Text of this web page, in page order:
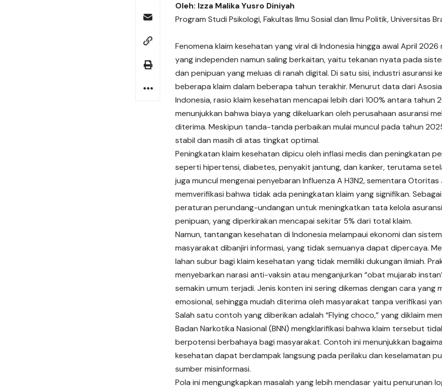
Oleh: Izza Malika Yusro Diniyah
Program Studi Psikologi, Fakultas Ilmu Sosial dan Ilmu Politik, Universitas
Fenomena klaim kesehatan yang viral di Indonesia hingga awal April
yang independen namun saling berkaitan, yaitu tekanan nyata pada
dan penipuan yang meluas di ranah digital. Di satu sisi, industri asuransi
beberapa klaim dalam beberapa tahun terakhir. Menurut data dari
Indonesia, rasio klaim kesehatan mencapai lebih dari 100% antara tahun
menunjukkan bahwa biaya yang dikeluarkan oleh perusahaan asuransi
diterima. Meskipun tanda-tanda perbaikan mulai muncul pada tahun
stabil dan masih di atas tingkat optimal.
Peningkatan klaim kesehatan dipicu oleh inflasi medis dan peningkatan
seperti hipertensi, diabetes, penyakit jantung, dan kanker, terutama
juga muncul mengenai penyebaran Influenza A H3N2, sementara Otoritas
memverifikasi bahwa tidak ada peningkatan klaim yang signifikan.
peraturan perundang-undangan untuk meningkatkan tata kelola
penipuan, yang diperkirakan mencapai sekitar 5% dari total klaim.
Namun, tantangan kesehatan di Indonesia melampaui ekonomi dan
masyarakat dibanjiri informasi, yang tidak semuanya dapat dipercaya.
lahan subur bagi klaim kesehatan yang tidak memiliki dukungan ilmiah.
menyebarkan narasi anti-vaksin atau menganjurkan “obat mujarab
semakin umum terjadi. Jenis konten ini sering dikemas dengan cara yang
emosional, sehingga mudah diterima oleh masyarakat tanpa verifikasi
Salah satu contoh yang diberikan adalah “Flying choco,” yang diklaim
Badan Narkotika Nasional (BNN) mengklarifikasi bahwa klaim tersebut
berpotensi berbahaya bagi masyarakat. Contoh ini menunjukkan
kesehatan dapat berdampak langsung pada perilaku dan keselamatan
sumber misinformasi.
Pola ini mengungkapkan masalah yang lebih mendasar yaitu penurunan